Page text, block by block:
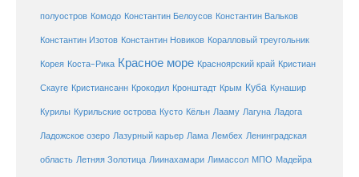
полуостров Комодо Константин Белоусов Константин Вальков
Константин Изотов Константин Новиков Коралловый треугольник
Корея Коста-Рика Красное море Красноярский край Кристиан
Скауге Кристиансанн Крокодил Кронштадт Крым Куба Кунашир
Курилы Курильские острова Кусто Кёльн Лааму Лагуна Ладога
Ладожское озеро Лазурный карьер Лама Лембех Ленинградская
область Летняя Золотица Лиинахамари Лимассол МПО Мадейра